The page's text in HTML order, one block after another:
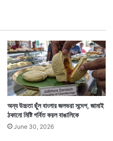
অন্য উচ্চতা ছুঁল বাংলার জলভরা সন্দেশ, জামাই
ঠকানো মিষ্টি গর্বিত করল বাঙালিকে
June 30, 2026